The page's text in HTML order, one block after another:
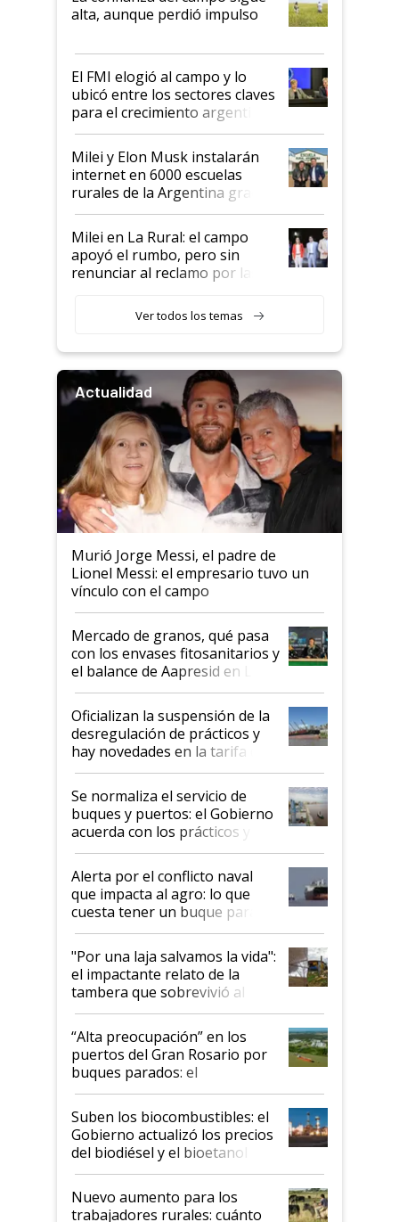
Juan Félix Rossetti, el libertario
que de una dura crisis salió
de Milei
alta, aunque perdió impulso
El FMI elogió al campo y lo
ubicó entre los sectores claves
para el crecimiento argentino
Milei y Elon Musk instalarán
internet en 6000 escuelas
rurales de la Argentina gracias
a un acuerdo con Starlink
Milei en La Rural: el campo
apoyó el rumbo, pero sin
renunciar al reclamo por las
Ver todos los temas
Actualidad
Murió Jorge Messi, el padre de
Lionel Messi: el empresario tuvo un
vínculo con el campo
Mercado de granos, qué pasa
con los envases fitosanitarios y
el balance de Aapresid en La
Posta
Oficializan la suspensión de la
desregulación de prácticos y
hay novedades en la tarifa de
la hidrovía
Se normaliza el servicio de
buques y puertos: el Gobierno
acuerda con los prácticos y
suspende el decreto de
desregulación
Alerta por el conflicto naval
que impacta al agro: lo que
cuesta tener un buque parado
y el peligro de que Argentina
pase a ser "país sucio"
"Por una laja salvamos la vida":
el impactante relato de la
tambera que sobrevivió al
tornado
“Alta preocupación” en los
puertos del Gran Rosario por
buques parados: el
funcionamiento de las
exportadoras en tensión tras
la medida de fuerza de los
prácticos
Suben los biocombustibles: el
Gobierno actualizó los precios
del biodiésel y el bioetanol
Nuevo aumento para los
trabajadores rurales: cuánto